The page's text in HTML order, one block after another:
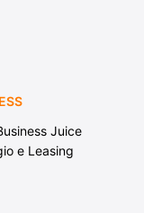
Juice
e Leasing